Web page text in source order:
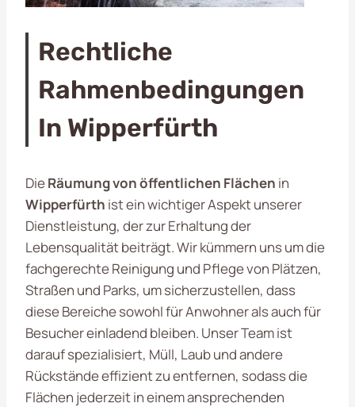
Rechtliche
Rahmenbedingungen
In Wipperfürth
DieRäumung von öffentlichen Flächen in
Wipperfürth ist ein wichtiger Aspekt unserer
Dienstleistung, der zur Erhaltung der
Lebensqualität beiträgt. Wir kümmern uns um die
fachgerechte Reinigung und Pflege von Plätzen,
Straßen und Parks, um sicherzustellen, dass
diese Bereiche sowohl für Anwohner als auch für
Besucher einladend bleiben. Unser Team ist
darauf spezialisiert, Müll, Laub und andere
Rückstände effizient zu entfernen, sodass die
Flächen jederzeit in einem ansprechenden